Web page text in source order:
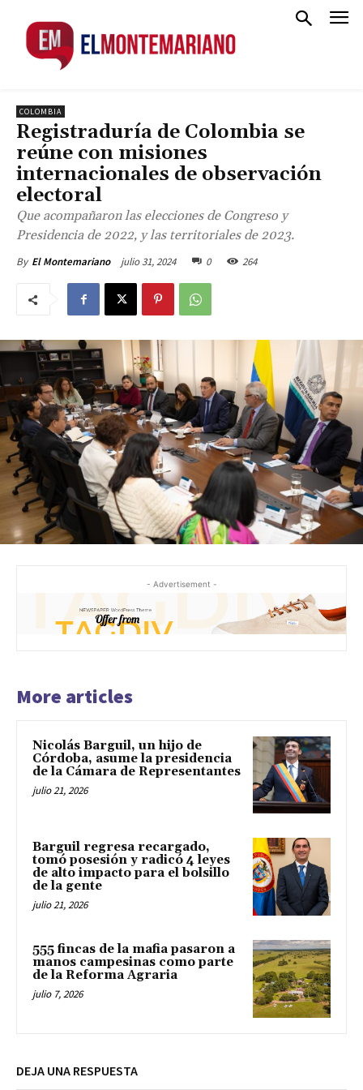
COLOMBIA
Registraduría de Colombia se
reúne con misiones
internacionales de observación
electoral
Que acompañaron las elecciones de Congreso y
Presidencia de 2022, y las territoriales de 2023.
By El Montemariano julio 31, 2024 0 264
- Advertisement -
More articles
Nicolás Barguil, un hijo de
Córdoba, asume la presidencia
de la Cámara de Representantes
julio 21, 2026
Barguil regresa recargado,
tomó posesión y radicó 4 leyes
de alto impacto para el bolsillo
de la gente
julio 21, 2026
555 fincas de la mafia pasaron a
manos campesinas como parte
de la Reforma Agraria
julio 7, 2026
DEJA UNA RESPUESTA